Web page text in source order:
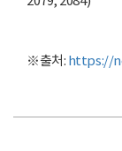
※출처: https://